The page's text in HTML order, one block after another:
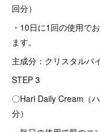
回分）
・10日に1回の使用で
ます。
主成分：クリスタルバ
STEP 3
〇Hari Daily Cream（
分）